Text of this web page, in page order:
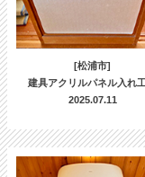
[松浦市]
建具アクリルパネル入れ
2025.07.11